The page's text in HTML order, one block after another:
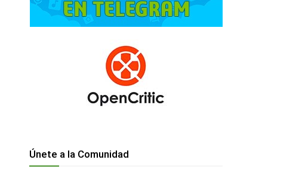
Únete a la Comunidad